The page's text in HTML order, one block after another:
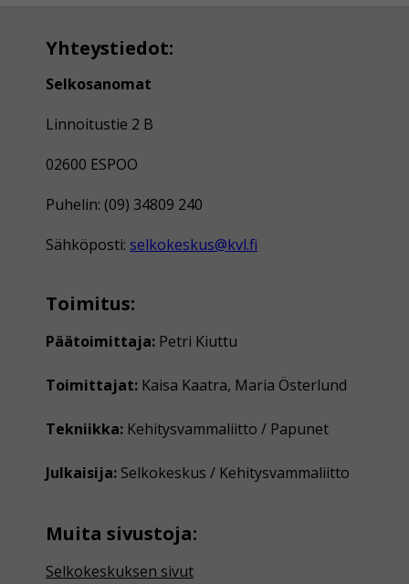
Yhteystiedot:
Selkosanomat
Linnoitustie 2 B
02600 ESPOO
Puhelin: (09) 34809 240
Sähköposti: selkokeskus@kvl.fi
Toimitus:
Päätoimittaja: Petri Kiuttu
Toimittajat: Kaisa Kaatra, Maria Österlund
Tekniikka: Kehitysvammaliitto / Papunet
Julkaisija: Selkokeskus / Kehitysvammaliitto
Muita sivustoja:
Selkokeskuksen sivut